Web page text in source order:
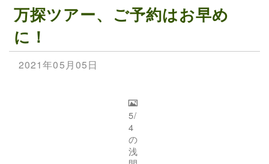
万探ツアー、ご予約はお早め
に！
2021年05月05日
5/
4
の
浅